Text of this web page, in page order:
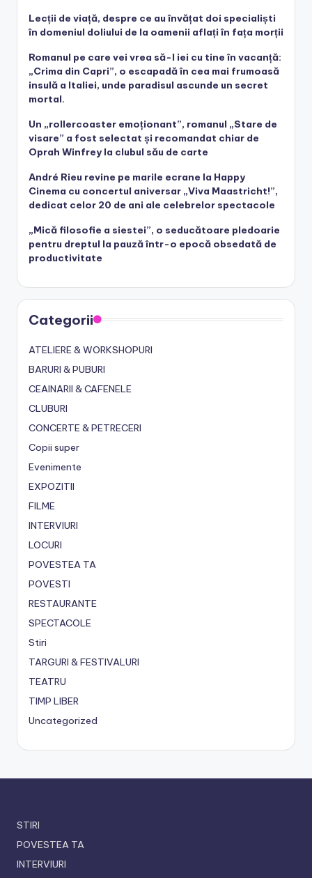
Lecții de viață, despre ce au învățat doi specialiști
în domeniul doliului de la oamenii aflați în fața morții
Romanul pe care vei vrea să-l iei cu tine în vacanță:
„Crima din Capri”, o escapadă în cea mai frumoasă
insulă a Italiei, unde paradisul ascunde un secret
mortal.
Un „rollercoaster emoționant”, romanul „Stare de
visare” a fost selectat și recomandat chiar de
Oprah Winfrey la clubul său de carte
André Rieu revine pe marile ecrane la Happy
Cinema cu concertul aniversar „Viva Maastricht!”,
dedicat celor 20 de ani ale celebrelor spectacole
„Mică filosofie a siestei”, o seducătoare pledoarie
pentru dreptul la pauză într-o epocă obsedată de
productivitate
Categorii
ATELIERE & WORKSHOPURI
BARURI & PUBURI
CEAINARII & CAFENELE
CLUBURI
CONCERTE & PETRECERI
Copii super
Evenimente
EXPOZITII
FILME
INTERVIURI
LOCURI
POVESTEA TA
POVESTI
RESTAURANTE
SPECTACOLE
Stiri
TARGURI & FESTIVALURI
TEATRU
TIMP LIBER
Uncategorized
STIRI
POVESTEA TA
INTERVIURI